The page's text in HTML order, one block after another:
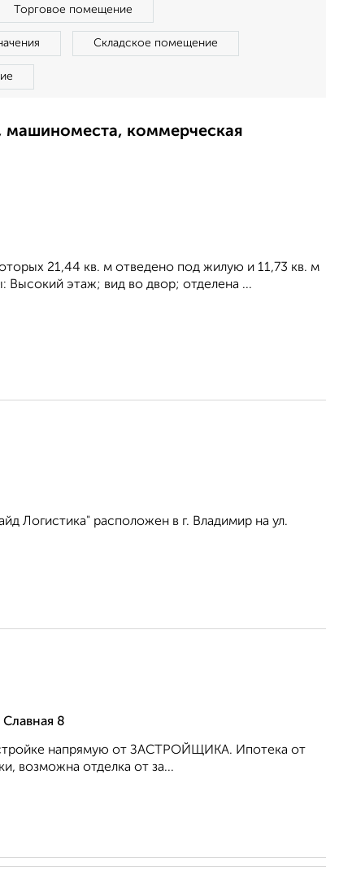
Торговое помещение
Складское помещение
коммерческая
21,44 кв. м отведено под жилую и 11,73 кв. м
этаж; вид во двор; отделена ...
Логистика" расположен в г. Владимир на ул.
8
напрямую от ЗАСТРОЙЩИКА. Ипотека от
возможна отделка от за...